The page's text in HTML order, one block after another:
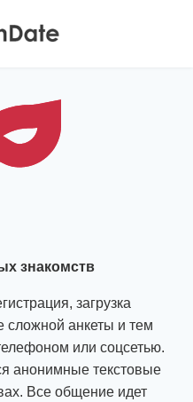
знакомств
загрузка
сложной анкеты и тем
или соцсетью.
анонимные текстовые
Все общение идет